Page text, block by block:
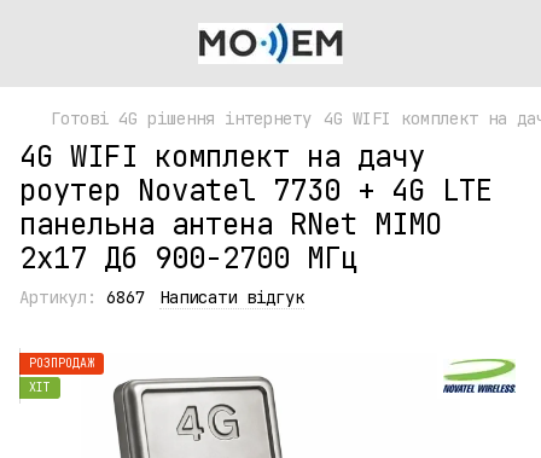
Готові 4G рішення інтернету 4G WIFI комплект на
4G WIFI комплект на дачу
роутер Novatel 7730 + 4G LTE
панельна антена RNet MIMO
2х17 Дб 900-2700 МГц
Артикул: 6867 Написати відгук
РОЗПРОДАЖ
ХІТ